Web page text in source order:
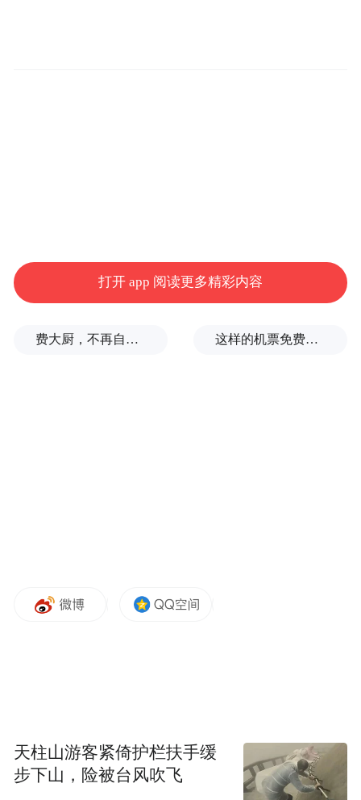
打开 app 阅读更多精彩内容
费大厨，不再自称大王 这样的机票免费退改，走错了方向
天柱山游客紧倚护栏扶手缓
步下山，险被台风吹飞